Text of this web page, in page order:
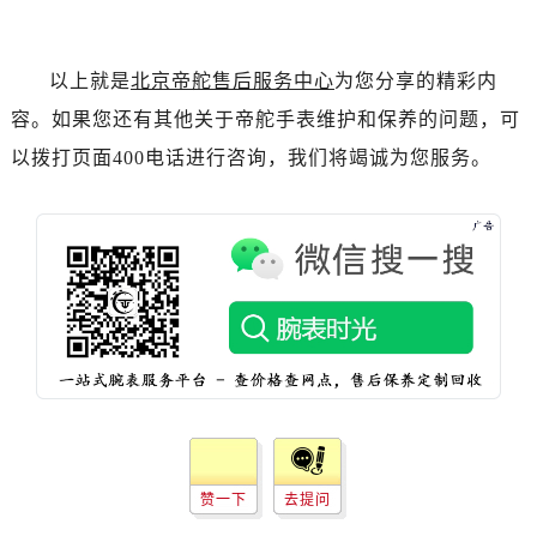
四川省内江市东兴区汉安大道帝舵售后服务中心（需提前预约）
四川省攀枝花市东区三线大道北段帝舵售后服务中心（需提前预约）
四川省宜宾市翠屏区长翠路帝舵售后服务中心（需提前预约）
西藏自治区拉萨市城关区北京中路帝舵售后服务中心（需提前预约）
以上就是北京帝舵售后服务中心为您分享的精彩内
容。如果您还有其他关于帝舵手表维护和保养的问题，可
以拨打页面400电话进行咨询，我们将竭诚为您服务。
赞一下 去提问